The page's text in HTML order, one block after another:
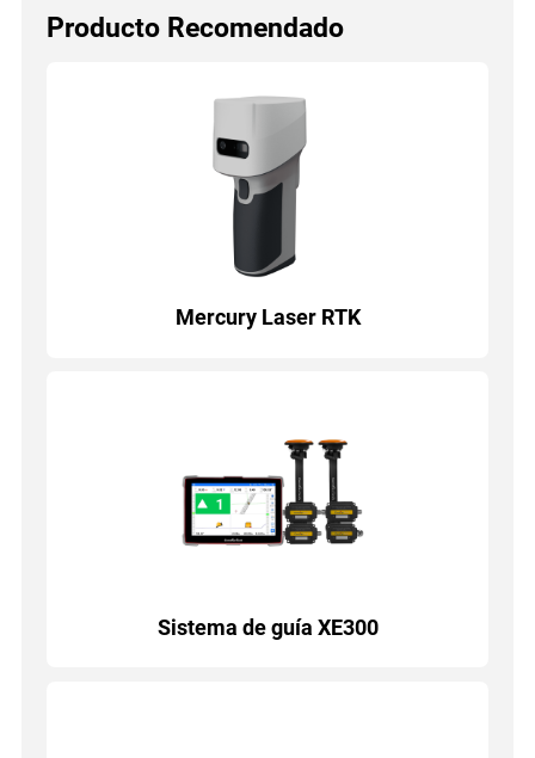
Producto Recomendado
Mercury Laser RTK
Sistema de guía XE300